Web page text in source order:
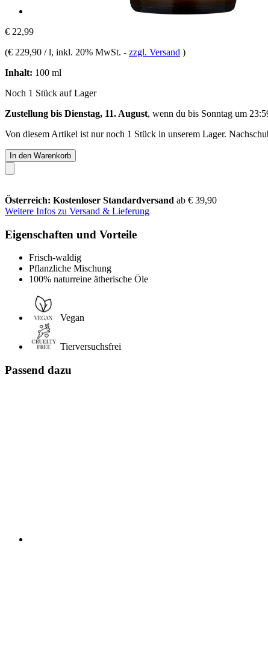
€ 22,99
(€ 229,90 / l, inkl. 20% MwSt. - zzgl. Versand )
Inhalt: 100 ml
Noch 1 Stück auf Lager
Zustellung bis Dienstag, 11. August, wenn du bis Sonntag um
Von diesem Artikel ist nur noch 1 Stück in unserem Lager.
In den Warenkorb
Österreich: Kostenloser Standardversand ab € 39,90
Weitere Infos zu Versand & Lieferung
Eigenschaften und Vorteile
Frisch-waldig
Pflanzliche Mischung
100% naturreine ätherische Öle
Vegan
Tierversuchsfrei
Passend dazu